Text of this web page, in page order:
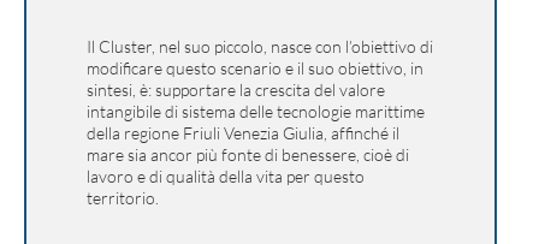
Il Cluster, nel suo piccolo, nasce con l’obiettivo di
modificare questo scenario e il suo obiettivo, in
sintesi, è: supportare la crescita del valore
intangibile di sistema delle tecnologie marittime
della regione Friuli Venezia Giulia, affinché il
mare sia ancor più fonte di benessere, cioè di
lavoro e di qualità della vita per questo
territorio.